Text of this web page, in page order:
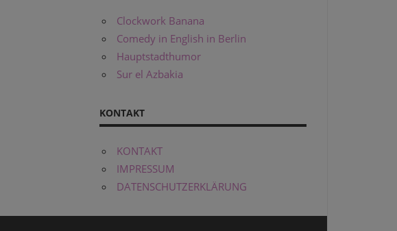
Clockwork Banana
Comedy in English in Berlin
Hauptstadthumor
Sur el Azbakia
KONTAKT
KONTAKT
IMPRESSUM
DATENSCHUTZERKLÄRUNG